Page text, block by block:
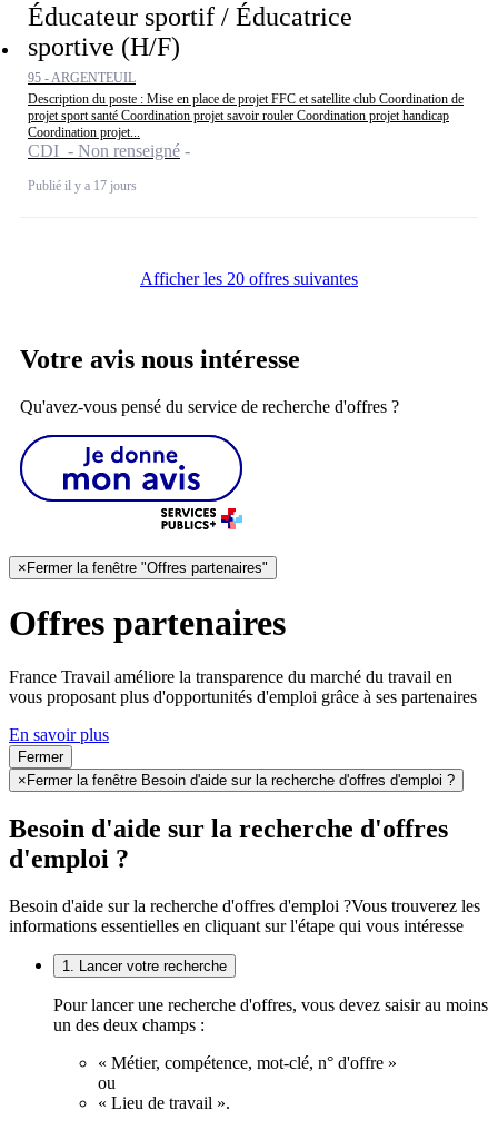
Éducateur sportif / Éducatrice
sportive (H/F)
95 - ARGENTEUIL
Description du poste : Mise en place de projet FFC et satellite club Coordination de
projet sport santé Coordination projet savoir rouler Coordination projet handicap
Coordination projet...
CDI - Non renseigné
Publié il y a 17 jours
Afficher les 20 offres suivantes
Votre avis nous intéresse
Qu'avez-vous pensé du service de recherche d'offres ?
×Fermer la fenêtre "Offres partenaires"
Offres partenaires
France Travail améliore la transparence du marché du travail en
vous proposant plus d'opportunités d'emploi grâce à ses partenaires
En savoir plus
Fermer
× Fermer la fenêtre Besoin d'aide sur la recherche d'offres d'emploi ?
Besoin d'aide sur la recherche d'offres
d'emploi ?
Besoin d'aide sur la recherche d'offres d'emploi ?Vous trouverez les
informations essentielles en cliquant sur l'étape qui vous intéresse
1. Lancer votre recherche
Pour lancer une recherche d'offres, vous devez saisir au moins
un des deux champs :
« Métier, compétence, mot-clé, n° d'offre »
ou
« Lieu de travail ».